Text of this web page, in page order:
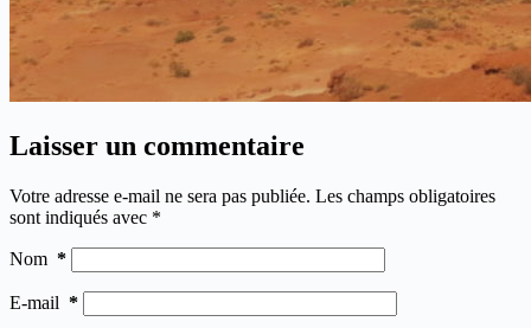
Laisser un commentaire
Votre adresse e-mail ne sera pas publiée. Les champs obligatoires
sont indiqués avec *
Nom *
E-mail *